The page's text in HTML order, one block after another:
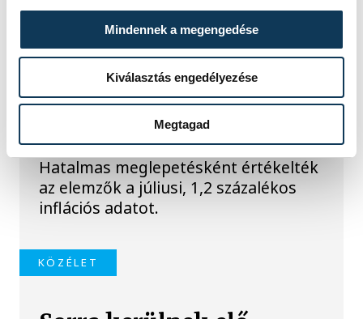
Mindennek a megengedése
Kiválasztás engedélyezése
Megtagad
TOVÁBBI CIKKEK
Meglepték az elemzőket
a júliusi inflációs adatok
Hatalmas meglepetésként értékelték
az elemzők a júliusi, 1,2 százalékos
inflációs adatot.
KÖZÉLET